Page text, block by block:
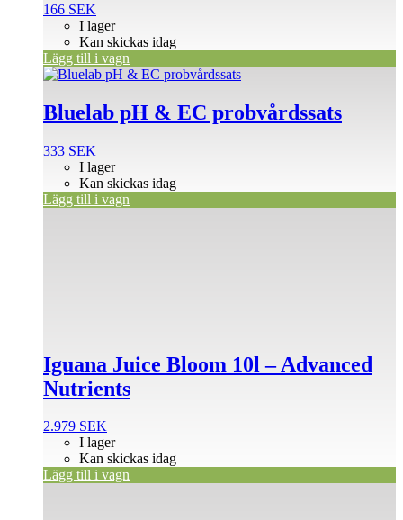
166 SEK
I lager
Kan skickas idag
Lägg till i vagn
Bluelab pH & EC probvårdssats
333 SEK
I lager
Kan skickas idag
Lägg till i vagn
Iguana Juice Bloom 10l – Advanced
Nutrients
2.979 SEK
I lager
Kan skickas idag
Lägg till i vagn